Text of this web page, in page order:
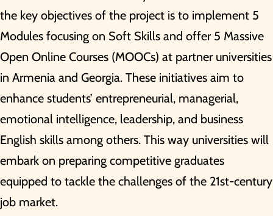
the key objectives of the project is to implement 5
Modules focusing on Soft Skills and offer 5 Massive
Open Online Courses (MOOCs) at partner universities
in Armenia and Georgia. These initiatives aim to
enhance students’ entrepreneurial, managerial,
emotional intelligence, leadership, and business
English skills among others. This way universities will
embark on preparing competitive graduates
equipped to tackle the challenges of the 21st-century
job market.